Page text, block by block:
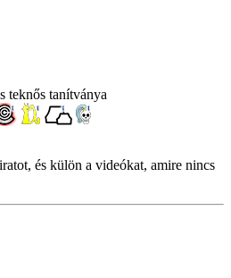
teknős tanítványa
és külön a videókat, amire nincs